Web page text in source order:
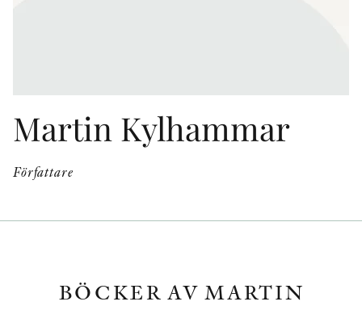
Martin Kylhammar
Författare
BÖCKER AV MARTIN